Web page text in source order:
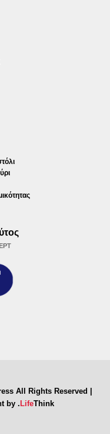
All Rights Reserved |
by . LifeThink